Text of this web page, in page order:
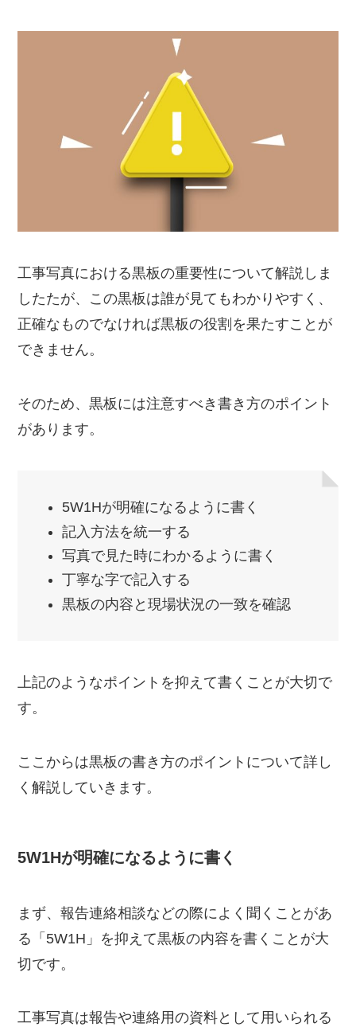
工事写真における黒板の重要性について解説しま
したたが、この黒板は誰が見てもわかりやすく、
正確なものでなければ黒板の役割を果たすことが
できません。
そのため、黒板には注意すべき書き方のポイント
があります。
5W1Hが明確になるように書く
記入方法を統一する
写真で見た時にわかるように書く
丁寧な字で記入する
黒板の内容と現場状況の一致を確認
上記のようなポイントを抑えて書くことが大切で
す。
ここからは黒板の書き方のポイントについて詳し
く解説していきます。
5W1Hが明確になるように書く
まず、報告連絡相談などの際によく聞くことがあ
る「5W1H」を抑えて黒板の内容を書くことが大
切です。
工事写真は報告や連絡用の資料として用いられる